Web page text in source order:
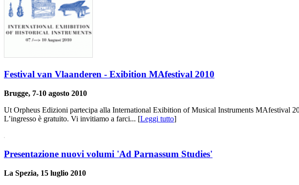
Festival van Vlaanderen - Exibition MAfestival 2010
Brugge, 7-10 agosto 2010
Ut Orpheus Edizioni partecipa alla International Exibition of Musical Instruments MAfestival
L’ingresso è gratuito. Vi invitiamo a farci... [Leggi tutto]
Presentazione nuovi volumi 'Ad Parnassum Studies'
La Spezia, 15 luglio 2010